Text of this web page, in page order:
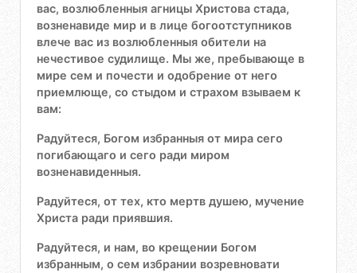
вас, возлюбленныя агницы Христова стада,
возненавиде мир и в лице богоотступников
влече вас из возлюбленныя обители на
нечестивое судилище. Мы же, пребывающе в
мире сем и почести и одобрение от него
приемлюще, со стыдом и страхом взываем к
вам:
Радуйтеся, Богом избранныя от мира сего
погибающаго и сего ради миром
возненавиденныя.
Радуйтеся, от тех, кто мертв душею, мучение
Христа ради приявшия.
Радуйтеся, и нам, во крещении Богом
избранным, о сем избрании возревновати